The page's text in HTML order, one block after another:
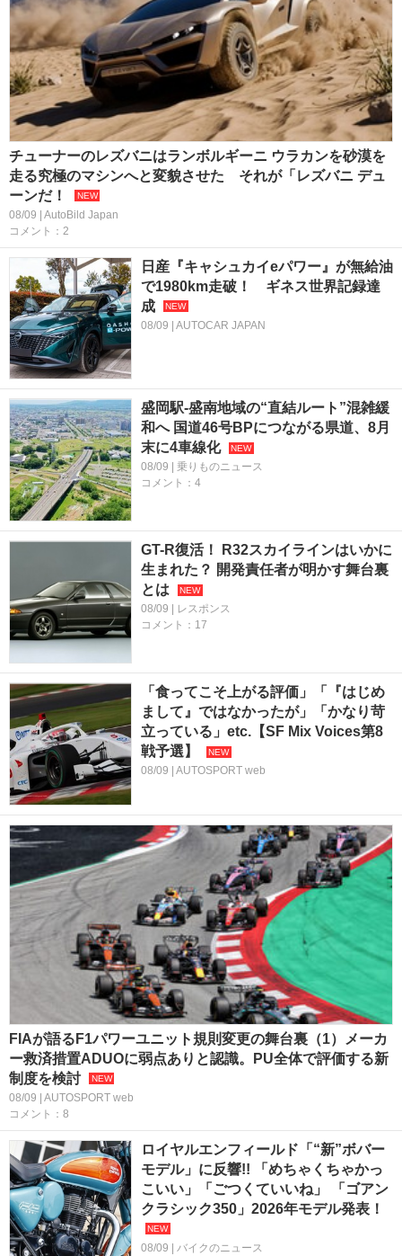
チューナーのレズバニはランボルギーニ ウラカンを砂漠を
走る究極のマシンへと変貌させた それが「レズバニ デュ
ーンだ！
08/09 | AutoBild Japan
コメント：2
日産『キャシュカイeパワー』が無給油
で1980km走破！ ギネス世界記録達
成
08/09 | AUTOCAR JAPAN
盛岡駅‐盛南地域の“直結ルート”混雑緩
和へ 国道46号BPにつながる県道、8月
末に4車線化
08/09 | 乗りものニュース
コメント：4
GT-R復活！ R32スカイラインはいかに
生まれた？ 開発責任者が明かす舞台裏
とは
08/09 | レスポンス
コメント：17
「食ってこそ上がる評価」「『はじめ
まして』ではなかったが」「かなり苛
立っている」etc.【SF Mix Voices第8
戦予選】
08/09 | AUTOSPORT web
FIAが語るF1パワーユニット規則変更の舞台裏（1）メーカ
ー救済措置ADUOに弱点ありと認識。PU全体で評価する新
制度を検討
08/09 | AUTOSPORT web
コメント：8
ロイヤルエンフィールド「“新”ボバー
モデル」に反響!! 「めちゃくちゃかっ
こいい」「ごつくていいね」 「ゴアン
クラシック350」2026年モデル発表！
08/09 | バイクのニュース